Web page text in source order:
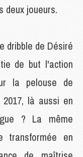
deux joueurs.
dribble de Désiré
de but l'action
la pelouse de
là aussi en
? La même
transformée en